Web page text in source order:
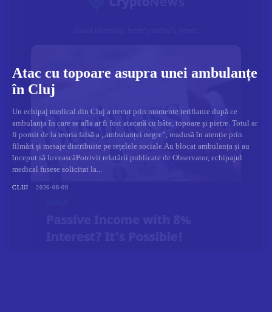
Atac cu topoare asupra unei ambulanțe
în Cluj
Un echipaj medical din Cluj a trecut prin momente terifiante după ce
ambulanța în care se afla ar fi fost atacată cu bâte, topoare și pietre. Totul ar
fi pornit de la teoria falsă a „ambulanței negre”, readusă în atenție prin
filmări și mesaje distribuite pe rețelele sociale.Au blocat ambulanța și au
început să loveascăPotrivit relatării publicate de Observator, echipajul
medical fusese solicitat la...
CLUJ 2026-08-09